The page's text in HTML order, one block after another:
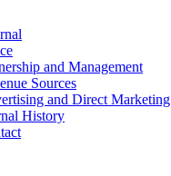
and Management
Sources
and Direct Marketing
History